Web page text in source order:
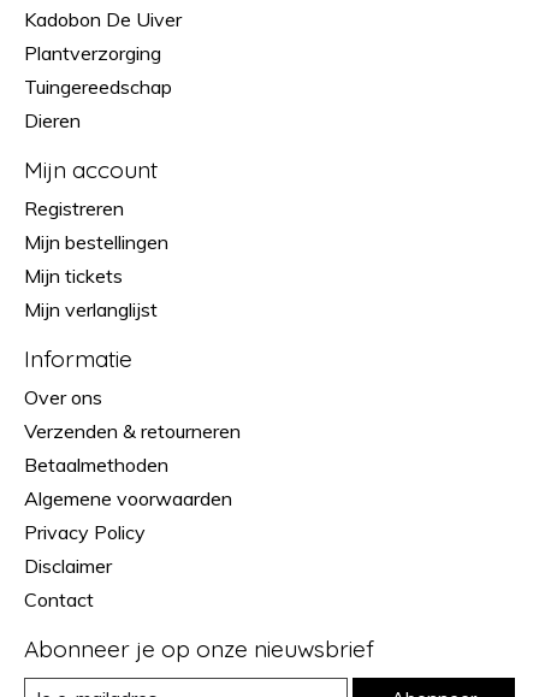
Kadobon De Uiver
Plantverzorging
Tuingereedschap
Dieren
Mijn account
Registreren
Mijn bestellingen
Mijn tickets
Mijn verlanglijst
Informatie
Over ons
Verzenden & retourneren
Betaalmethoden
Algemene voorwaarden
Privacy Policy
Disclaimer
Contact
Abonneer je op onze nieuwsbrief